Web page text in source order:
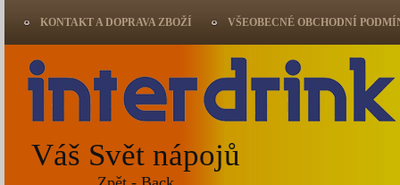
KONTAKT A DOPRAVA ZBOŽÍ VŠEOBECNÉ OBCHODNÍ
Váš Svět nápojů